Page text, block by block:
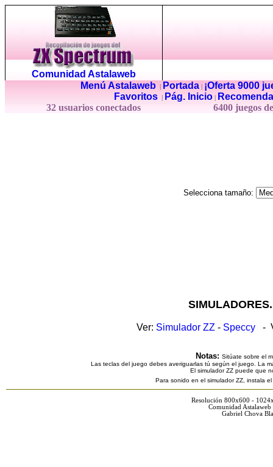
Comunidad Astalaweb
Menú Astalaweb| Portada|
¡Oferta 9000
Favoritos
Pág. Inicio
32 usuarios conectados
6400 juegos
Selecciona tamaño:
Ver: Simulador ZZ - Speccy -
Notas: Sitúate sobre el
Las teclas del juego debes averiguarlas tú según el juego. La
El simulador ZZ puede que
Para sonido en el simulador ZZ, instala
Resolución 800x600 -
Comunidad
Gabriel Chova